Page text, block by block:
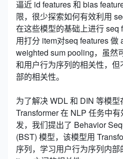
逼近 id features 和 bias
限，很少探索如何有效利用
在这些模型的基础上进行 seq
用打分 item对seq features 做
weighted sum pooling，虽然
和用户行为序列的相关性，
部的相关性。
为了解决 WDL 和 DIN 等模
Transformer 在 NLP 任务中
发，我们提出了 Behavior
(BST) 模型，该模型用
序列，学习用户行为序列内